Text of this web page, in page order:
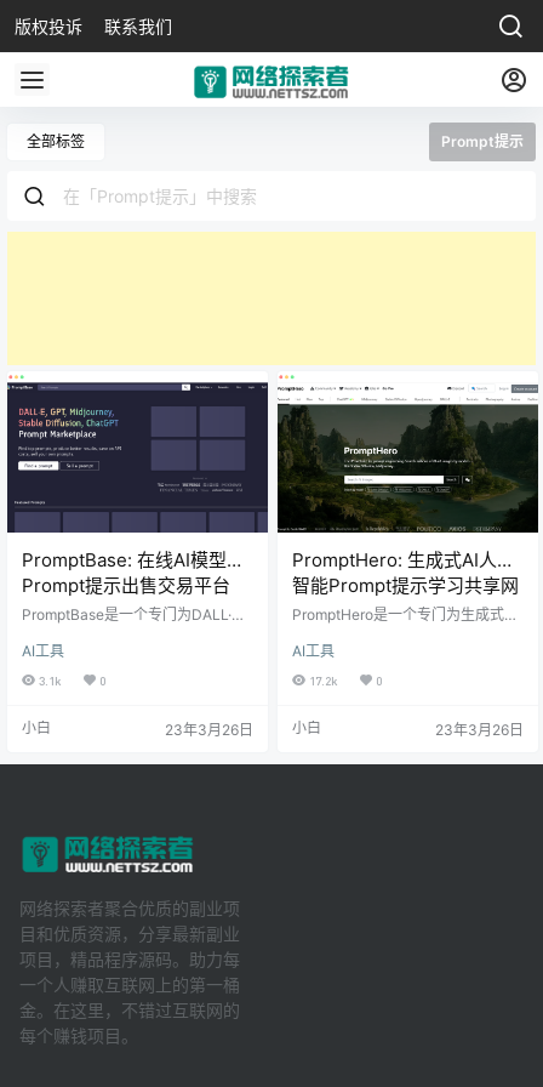
版权投诉 联系我们
全部标签 Prompt提示
PromptBase: 在线AI模型
Prompt提示出售交易平台
PromptBase是一个专门为DALL·
和ChatGPT等人工智能模型提供优
质prompt的在线市场。旨在为prom
们可以轻松地买卖、分享、发现各
过输入一些关键词或短语来激活AI模
AI工具
3.1k 0
小白 23年3月26日
PromptHero: 生成式AI人工
智能Prompt提示学习共享网
站
PromptHero是一个专门为生成式人
提示（Prompt）的网站，它可以帮
助用户使用不同的AI模型来创造出惊
生成式AI的技巧，发挥自己的创造
ro是一个由一群热爱AI艺术的人创建
AI工具
17.2k 0
小白 23年3月26日
网络探索者聚合优质的副业项
目和优质资源，分享最新副业
项目，精品程序源码。助力每
一个人赚取互联网上的第一桶
金。在这里，不错过互联网的
每个赚钱项目。